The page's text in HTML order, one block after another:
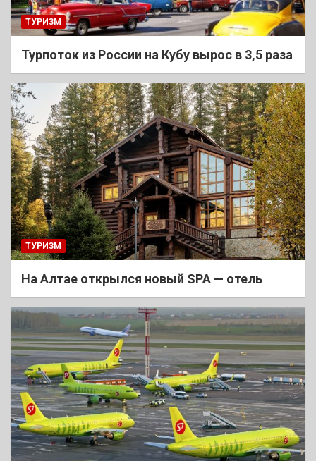
ТУРИЗМ
Турпоток из России на Кубу вырос в 3,5 раза
ТУРИЗМ
На Алтае открылся новый SPA — отель